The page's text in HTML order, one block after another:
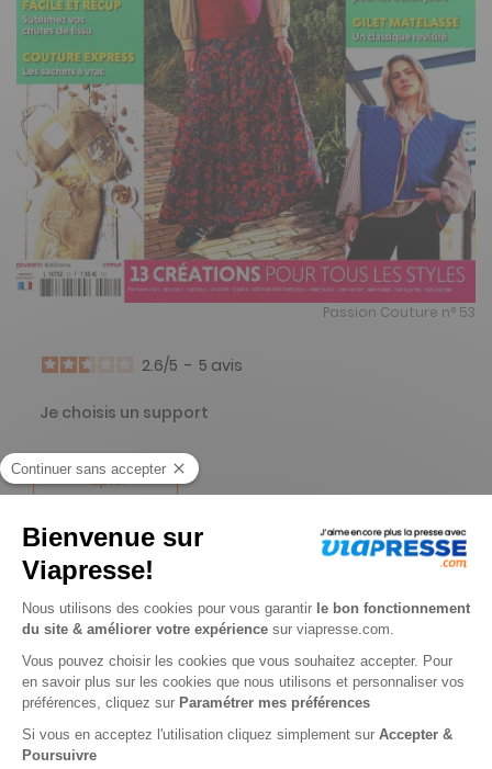
Passion Couture n° 53
2.6/5 - 5 avis
Je choisis un support
Papier
Je choisis une durée
-20%
Abonnement 1 an
4 n° • Papier
25€50 Tarif Kiosque :31€
Tarif France métropolitaine
Renouvellement à date d’anniversaire